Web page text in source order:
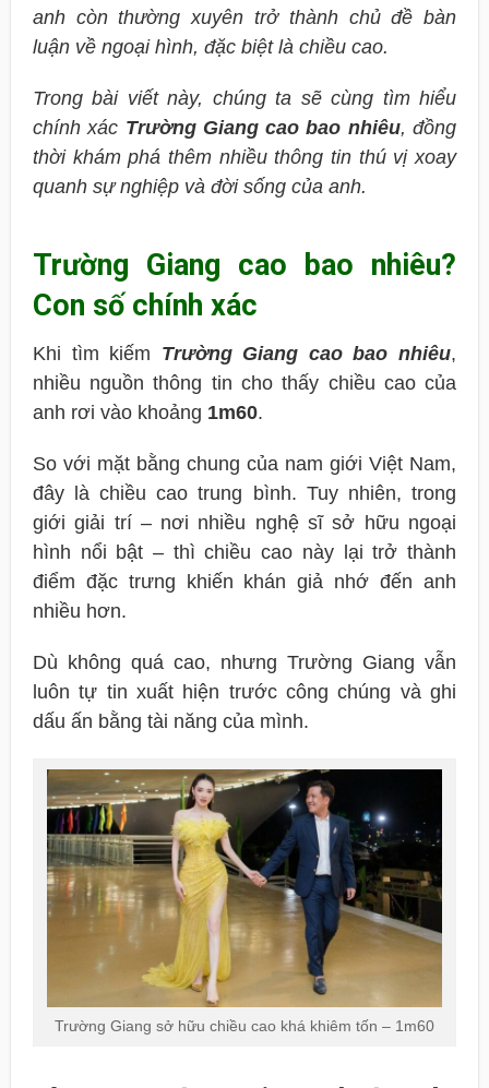
anh còn thường xuyên trở thành chủ đề bàn
luận về ngoại hình, đặc biệt là chiều cao.
Trong bài viết này, chúng ta sẽ cùng tìm hiểu
chính xác Trường Giang cao bao nhiêu, đồng
thời khám phá thêm nhiều thông tin thú vị xoay
quanh sự nghiệp và đời sống của anh.
Trường Giang cao bao nhiêu?
Con số chính xác
Khi tìm kiếm Trường Giang cao bao nhiêu,
nhiều nguồn thông tin cho thấy chiều cao của
anh rơi vào khoảng 1m60.
So với mặt bằng chung của nam giới Việt Nam,
đây là chiều cao trung bình. Tuy nhiên, trong
giới giải trí – nơi nhiều nghệ sĩ sở hữu ngoại
hình nổi bật – thì chiều cao này lại trở thành
điểm đặc trưng khiến khán giả nhớ đến anh
nhiều hơn.
Dù không quá cao, nhưng Trường Giang vẫn
luôn tự tin xuất hiện trước công chúng và ghi
dấu ấn bằng tài năng của mình.
Trường Giang sở hữu chiều cao khá khiêm tốn – 1m60